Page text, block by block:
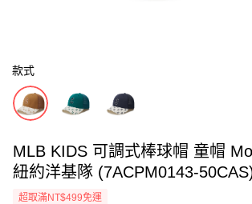
款式
MLB KIDS 可調式棒球帽 童帽
紐約洋基隊 (7ACPM0143-
超取滿NT$499免運